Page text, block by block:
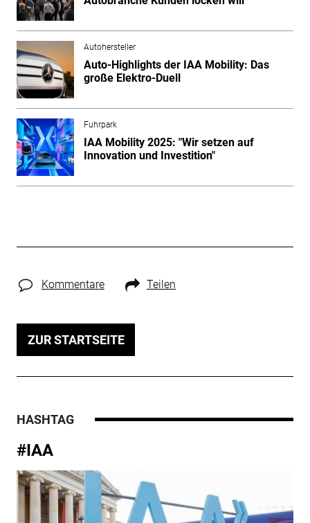
Autohersteller
Auto-Highlights der IAA Mobility: Das
große Elektro-Duell
Fuhrpark
IAA Mobility 2025: "Wir setzen auf
Innovation und Investition"
Kommentare Teilen
ZUR STARTSEITE
HASHTAG
#IAA